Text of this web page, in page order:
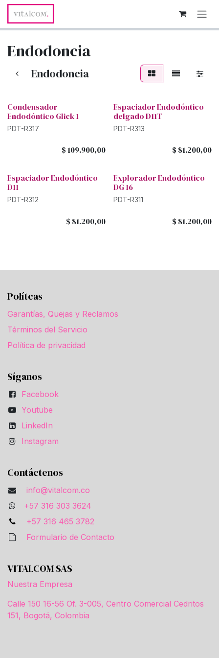
Ir al contenido
Endodoncia
Endodoncia
Condensador
Endodóntico Glick 1
PDT-R317
$ 109.900,00
Espaciador Endodóntico
delgado D11T
PDT-R313
$ 81.200,00
Espaciador Endodóntico
D11
PDT-R312
$ 81.200,00
Explorador Endodóntico
DG 16
PDT-R311
$ 81.200,00
Polítcas
Garantías, Quejas y Reclamos
Términos del Servicio
Política de privacidad
Síganos
Facebook
Youtube
LinkedIn
Instagram
Contáctenos
info@vitalcom.co
+57 316 303 3624
+57 316 465 3782
Formulario de Contacto
VITALCOM SAS
Nuestra Empresa
Calle 150 16-56 Of. 3-005, Centro Comercial Cedritos
151, Bogotá, Colombia